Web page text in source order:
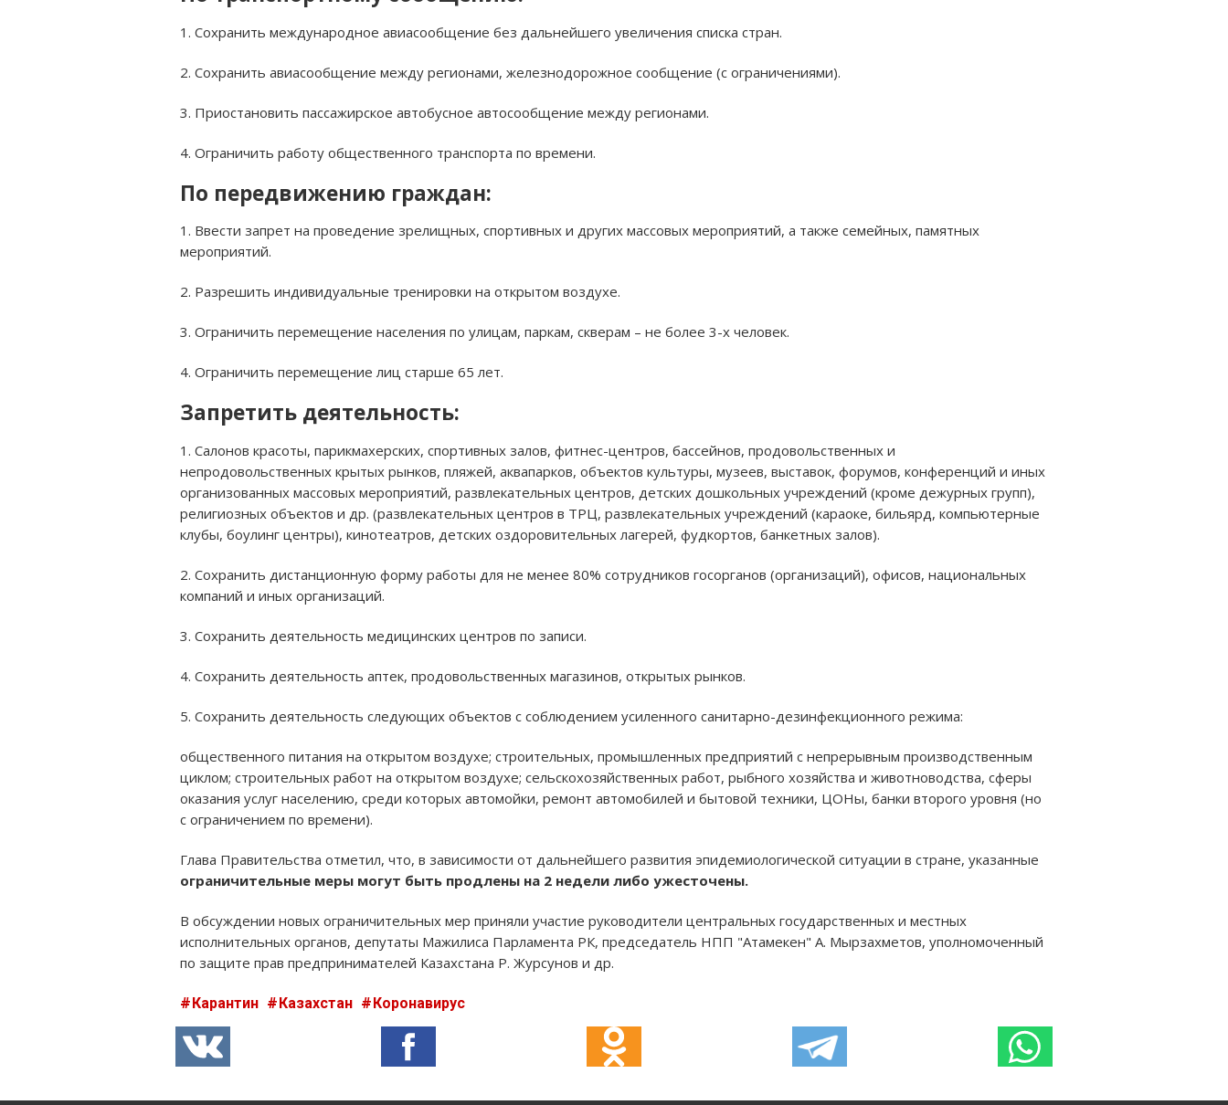
1. Сохранить международное авиасообщение без дальнейшего увеличения списка стран.
2. Сохранить авиасообщение между регионами, железнодорожное сообщение (с ограничениями).
3. Приостановить пассажирское автобусное автосообщение между регионами.
4. Ограничить работу общественного транспорта по времени.
По передвижению граждан:
1. Ввести запрет на проведение зрелищных, спортивных и других массовых мероприятий, а также семейных, памятных
мероприятий.
2. Разрешить индивидуальные тренировки на открытом воздухе.
3. Ограничить перемещение населения по улицам, паркам, скверам – не более 3-х человек.
4. Ограничить перемещение лиц старше 65 лет.
Запретить деятельность:
1. Салонов красоты, парикмахерских, спортивных залов, фитнес-центров, бассейнов, продовольственных и
непродовольственных крытых рынков, пляжей, аквапарков, объектов культуры, музеев, выставок, форумов, конференций и иных
организованных массовых мероприятий, развлекательных центров, детских дошкольных учреждений (кроме дежурных групп),
религиозных объектов и др. (развлекательных центров в ТРЦ, развлекательных учреждений (караоке, бильярд, компьютерные
клубы, боулинг центры), кинотеатров, детских оздоровительных лагерей, фудкортов, банкетных залов).
2. Сохранить дистанционную форму работы для не менее 80% сотрудников госорганов (организаций), офисов, национальных
компаний и иных организаций.
3. Сохранить деятельность медицинских центров по записи.
4. Сохранить деятельность аптек, продовольственных магазинов, открытых рынков.
5. Сохранить деятельность следующих объектов с соблюдением усиленного санитарно-дезинфекционного режима:
общественного питания на открытом воздухе; строительных, промышленных предприятий с непрерывным производственным
циклом; строительных работ на открытом воздухе; сельскохозяйственных работ, рыбного хозяйства и животноводства, сферы
оказания услуг населению, среди которых автомойки, ремонт автомобилей и бытовой техники, ЦОНы, банки второго уровня (но
с ограничением по времени).
Глава Правительства отметил, что, в зависимости от дальнейшего развития эпидемиологической ситуации в стране, указанные
ограничительные меры могут быть продлены на 2 недели либо ужесточены.
В обсуждении новых ограничительных мер приняли участие руководители центральных государственных и местных
исполнительных органов, депутаты Мажилиса Парламента РК, председатель НПП "Атамекен" А. Мырзахметов, уполномоченный
по защите прав предпринимателей Казахстана Р. Журсунов и др.
Карантин Казахстан Коронавирус